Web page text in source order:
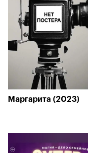
Маргарита (2023)